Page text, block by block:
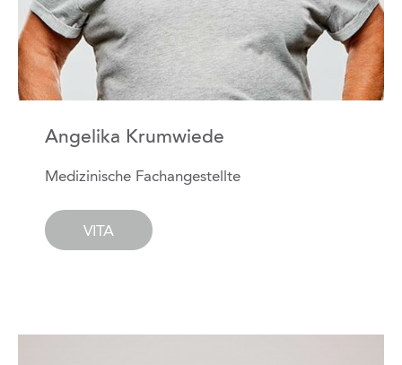
Angelika Krumwiede
Medizinische Fachangestellte
VITA